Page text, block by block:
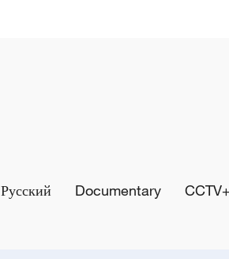
Русский Documentary CCTV+